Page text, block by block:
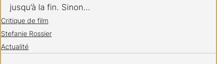
jusqu’à la fin. Sinon…
Critique de film
Stefanie Rossier
Actualité